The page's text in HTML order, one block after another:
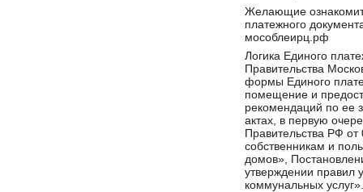
Желающие
платежного
мособлеирц.рф
Логика Единого
Правительства
формы Единого
помещение и
рекомендаций по ее
актах, в первую
Правительства РФ
собственникам и
домов»,
утверждении правил
коммунальных услуг».